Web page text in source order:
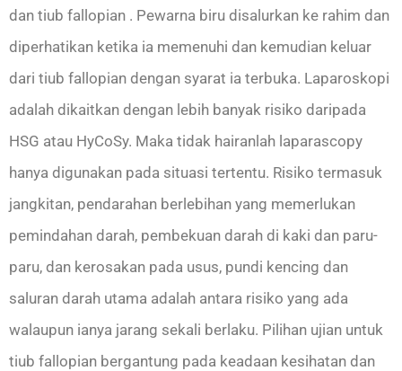
dan tiub fallopian . Pewarna biru disalurkan ke rahim dan
diperhatikan ketika ia memenuhi dan kemudian keluar
dari tiub fallopian dengan syarat ia terbuka. Laparoskopi
adalah dikaitkan dengan lebih banyak risiko daripada
HSG atau HyCoSy. Maka tidak hairanlah laparascopy
hanya digunakan pada situasi tertentu. Risiko termasuk
jangkitan, pendarahan berlebihan yang memerlukan
pemindahan darah, pembekuan darah di kaki dan paru-
paru, dan kerosakan pada usus, pundi kencing dan
saluran darah utama adalah antara risiko yang ada
walaupun ianya jarang sekali berlaku. Pilihan ujian untuk
tiub fallopian bergantung pada keadaan kesihatan dan